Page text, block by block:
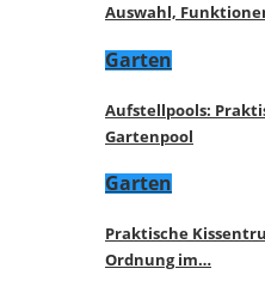
Auswahl,
Garten
Aufstellpools:
Gartenpool
Garten
Praktische
Ordnung im…